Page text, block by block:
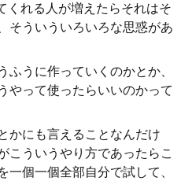
くれる人が増えたらそれはそ
そういういろいろな思惑があ
ふうに作っていくのかとか、
やって使ったらいいのかって
かにも言えることなんだけ
こういうやり方であったらこ
一個一個全部自分で試して、